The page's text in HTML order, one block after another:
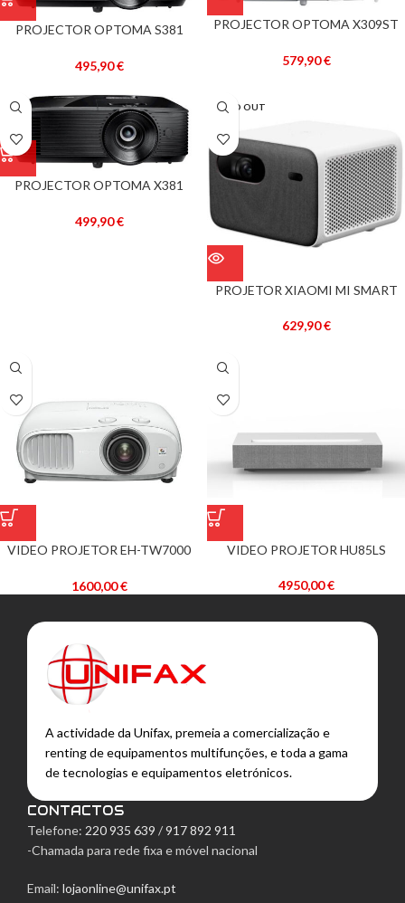
PROJECTOR OPTOMA S381
495,90€
PROJECTOR OPTOMA X309ST
579,90€
PROJECTOR OPTOMA X381
499,90€
SOLD OUT
PROJETOR XIAOMI MI SMART
629,90€
VIDEO PROJETOR EH-TW7000
1600,00€
VIDEO PROJETOR HU85LS
(BRANCO) – LG
4950,00€
A actividade da Unifax, premeia a comercialização e
renting de equipamentos multifunções, e toda a gama
de tecnologias e equipamentos eletrónicos.
CONTACTOS
Telefone: 220 935 639 /917 892 911
-Chamada para rede fixa e móvel nacional
Email: lojaonline@unifax.pt